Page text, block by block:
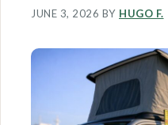
JUNE 3, 2026 BY HUGO F.